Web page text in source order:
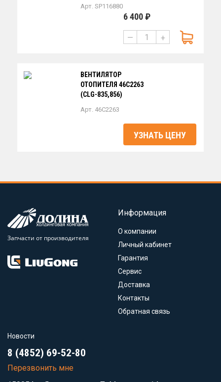
Арт. SP116880
6 400 ₽
— +
ВЕНТИЛЯТОР
ОТОПИТЕЛЯ 46С2263
(CLG-835,856)
Арт. 46C2263
УЗНАТЬ ЦЕНУ
Запчасти от производителя
Информация
О компании
Личный кабинет
Гарантия
Сервис
Доставка
Контакты
Обратная связь
Новости
8 (4852) 69-52-80
Перезвонить мне